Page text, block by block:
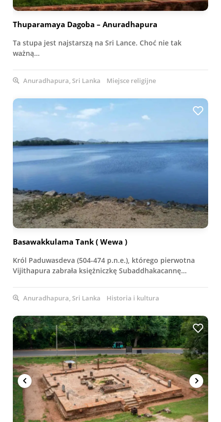
Thuparamaya Dagoba – Anuradhapura
Ta stupa jest najstarszą na Sri Lance. Choć nie tak
ważną…
Anuradhapura, Sri Lanka Miejsce religijne
Basawakkulama Tank ( Wewa )
Król Paduwasdeva (504-474 p.n.e.), którego pierwotna
Vijithapura zabrała księżniczkę Subaddhakacannę…
Anuradhapura, Sri Lanka Historia i kultura